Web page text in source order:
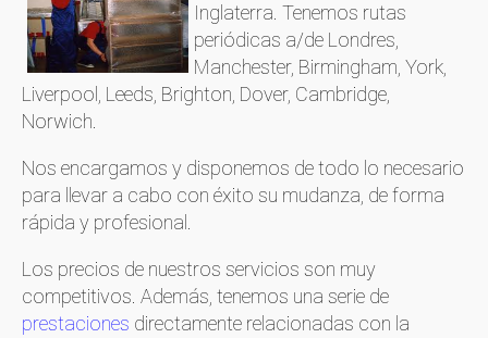
Inglaterra. Tenemos rutas
periódicas a/de Londres,
Manchester, Birmingham, York,
Liverpool, Leeds, Brighton, Dover, Cambridge,
Norwich.
Nos encargamos y disponemos de todo lo necesario
para llevar a cabo con éxito su mudanza, de forma
rápida y profesional.
Los precios de nuestros servicios son muy
competitivos. Además, tenemos una serie de
prestaciones directamente relacionadas con la